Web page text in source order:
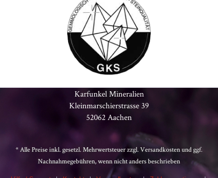
Karfunkel Mineralien
Kleinmarschierstrasse 39
52062 Aachen
* Alle Preise inkl. gesetzl. Mehrwertsteuer zzgl.Versandkostenund ggf.
Nachnahmegebühren, wenn nicht anders beschrieben